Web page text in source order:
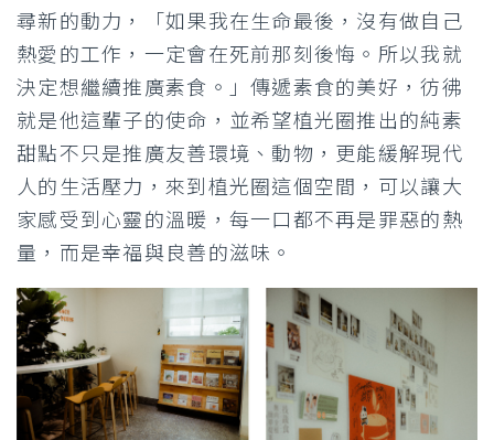
尋新的動力，「如果我在生命最後，沒有做自己
熱愛的工作，一定會在死前那刻後悔。所以我就
決定想繼續推廣素食。」傳遞素食的美好，彷彿
就是他這輩子的使命，並希望植光圈推出的純素
甜點不只是推廣友善環境、動物，更能緩解現代
人的生活壓力，來到植光圈這個空間，可以讓大
家感受到心靈的溫暖，每一口都不再是罪惡的熱
量，而是幸福與良善的滋味。